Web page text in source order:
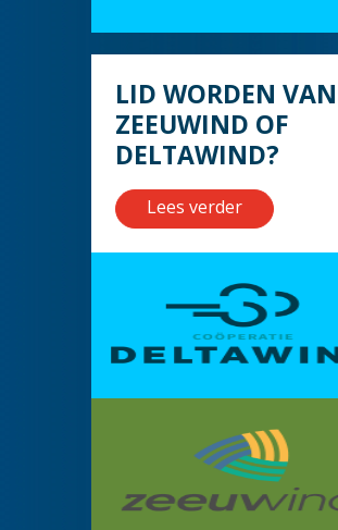
LID WORDEN VAN
ZEEUWIND OF
DELTAWIND?
Lees verder